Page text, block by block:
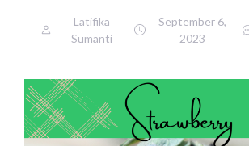
Latifika
Sumanti
September 6,
2023